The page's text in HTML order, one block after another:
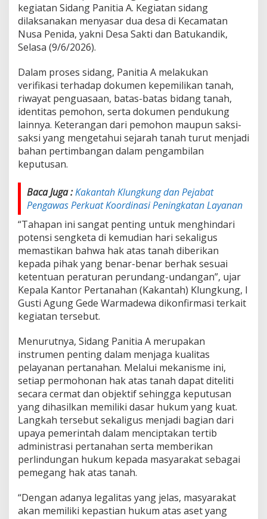
n
K
l
u
k
u
n
g
G
e
l
r
d
a
n
g
P
a
n
i
t
a
A
kegiatan Sidang Panitia A. Kegiatan sidang
dilaksanakan menyasar dua desa di Kecamatan
Nusa Penida, yakni Desa Sakti dan Batukandik,
Selasa (9/6/2026).
Dalam proses sidang, Panitia A melakukan
verifikasi terhadap dokumen kepemilikan tanah,
riwayat penguasaan, batas-batas bidang tanah,
identitas pemohon, serta dokumen pendukung
lainnya. Keterangan dari pemohon maupun saksi-
saksi yang mengetahui sejarah tanah turut menjadi
bahan pertimbangan dalam pengambilan
keputusan.
Baca Juga :Kakantah Klungkung dan Pejabat
Pengawas Perkuat Koordinasi Peningkatan Layanan
“Tahapan ini sangat penting untuk menghindari
potensi sengketa di kemudian hari sekaligus
memastikan bahwa hak atas tanah diberikan
kepada pihak yang benar-benar berhak sesuai
ketentuan peraturan perundang-undangan”, ujar
Kepala Kantor Pertanahan (Kakantah) Klungkung, I
Gusti Agung Gede Warmadewa dikonfirmasi terkait
kegiatan tersebut.
Menurutnya, Sidang Panitia A merupakan
instrumen penting dalam menjaga kualitas
pelayanan pertanahan. Melalui mekanisme ini,
setiap permohonan hak atas tanah dapat diteliti
secara cermat dan objektif sehingga keputusan
yang dihasilkan memiliki dasar hukum yang kuat.
Langkah tersebut sekaligus menjadi bagian dari
upaya pemerintah dalam menciptakan tertib
administrasi pertanahan serta memberikan
perlindungan hukum kepada masyarakat sebagai
pemegang hak atas tanah.
“Dengan adanya legalitas yang jelas, masyarakat
akan memiliki kepastian hukum atas aset yang